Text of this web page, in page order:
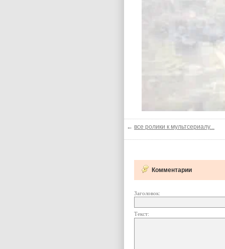
← все ролики к мультсериалу...
Комментарии
Заголовок:
Текст: